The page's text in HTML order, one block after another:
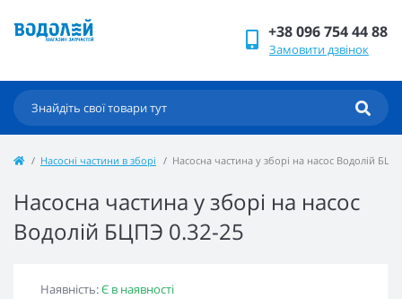
+38 096 754 44 88
Замовити дзвінок
Насосні частини в зборі Насосна частина у зборі на насос Водолій
Насосна частина у зборі на насос
Водолій БЦПЭ 0.32-25
Наявність:Є в наявності